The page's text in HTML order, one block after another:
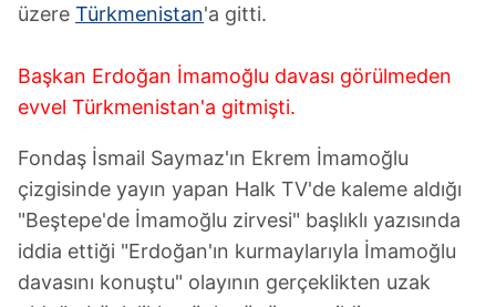
üzere Türkmenistan'a gitti.
Başkan Erdoğan İmamoğlu davası görülmeden
evvel Türkmenistan'a gitmişti.
Fondaş İsmail Saymaz'ın Ekrem İmamoğlu
çizgisinde yayın yapan Halk TV'de kaleme aldığı
"Beştepe'de İmamoğlu zirvesi" başlıklı yazısında
iddia ettiği "Erdoğan'ın kurmaylarıyla İmamoğlu
davasını konuştu" olayının gerçeklikten uzak